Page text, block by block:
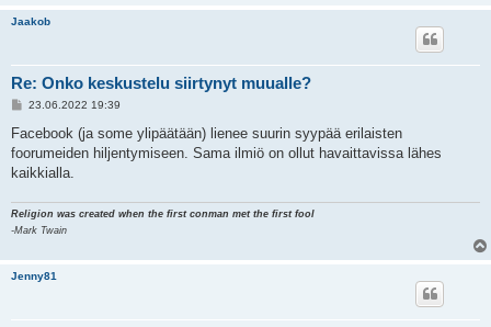
Jaakob
Re: Onko keskustelu siirtynyt muualle?
V
e
t
i
23.06.2022 19:39
Facebook (ja some ylipäätään) lienee suurin syypää erilaisten
foorumeiden hiljentymiseen. Sama ilmiö on ollut havaittavissa lähes
kaikkialla.
Religion was created when the first conman met the first fool
-Mark Twain
Jenny81